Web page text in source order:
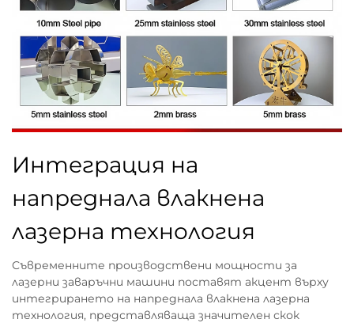
Интеграция на
напреднала влакнена
лазерна технология
Съвременните производствени мощности за
лазерни заваръчни машини поставят акцент върху
интегрирането на напреднала влакнена лазерна
технология, представляваща значителен скок